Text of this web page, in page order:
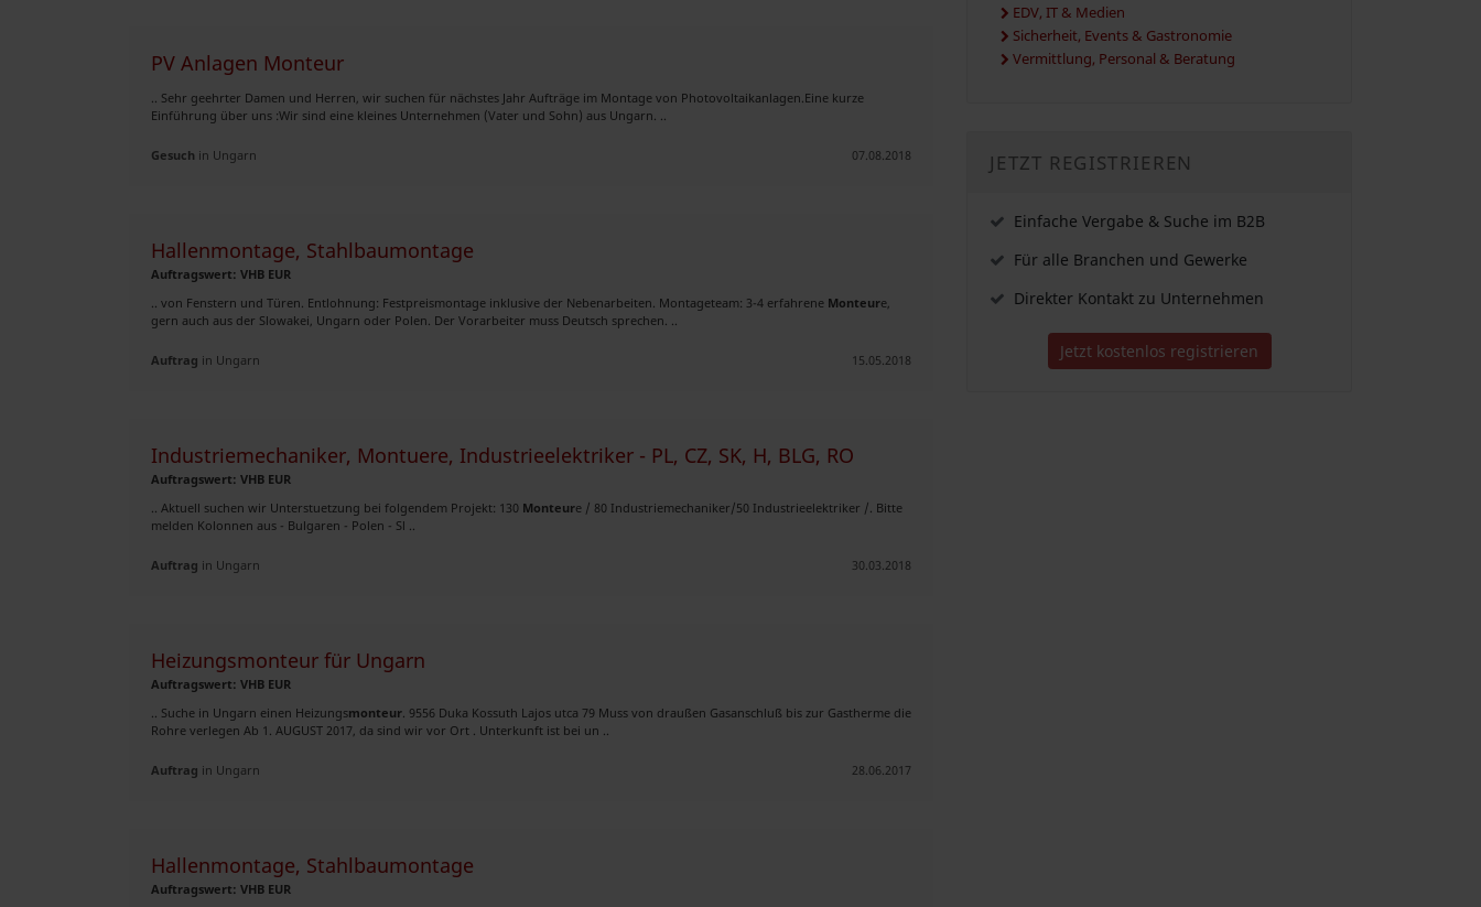
PV Anlagen Monteur
.. Sehr geehrter Damen und Herren, wir suchen für nächstes Jahr Aufträge im Montage von Photovoltaikanlagen.Eine kurze
Einführung über uns :Wir sind eine kleines Unternehmen (Vater und Sohn) aus Ungarn. ..
Gesuch in Ungarn 07.08.2018
Hallenmontage, Stahlbaumontage
Auftragswert: VHB EUR
.. von Fenstern und Türen. Entlohnung: Festpreismontage inklusive der Nebenarbeiten. Montageteam: 3-4 erfahrene Monteure,
gern auch aus der Slowakei, Ungarn oder Polen. Der Vorarbeiter muss Deutsch sprechen. ..
Auftrag in Ungarn 15.05.2018
Industriemechaniker, Montuere, Industrieelektriker - PL, CZ, SK, H, BLG, RO
Auftragswert: VHB EUR
.. Aktuell suchen wir Unterstuetzung bei folgendem Projekt: 130 Monteure / 80 Industriemechaniker/50 Industrieelektriker /. Bitte
melden Kolonnen aus - Bulgaren - Polen - Sl ..
Auftrag in Ungarn 30.03.2018
Heizungsmonteur für Ungarn
Auftragswert: VHB EUR
.. Suche in Ungarn einen Heizungsmonteur . 9556 Duka Kossuth Lajos utca 79 Muss von draußen Gasanschluß bis zur Gastherme die
Rohre verlegen Ab 1. AUGUST 2017, da sind wir vor Ort . Unterkunft ist bei un ..
Auftrag in Ungarn 28.06.2017
Hallenmontage, Stahlbaumontage
Auftragswert: VHB EUR
EDV, IT & Medien
Sicherheit, Events & Gastronomie
Vermittlung, Personal & Beratung
JETZT REGISTRIEREN
Einfache Vergabe & Suche im B2B
Für alle Branchen und Gewerke
Direkter Kontakt zu Unternehmen
Jetzt kostenlos registrieren